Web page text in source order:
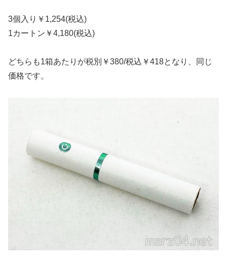
3個入り￥1,254(税込)
1カートン￥4,180(税込)
どちらも1箱あたりが税別￥380/税込￥418となり、同じ
価格です。